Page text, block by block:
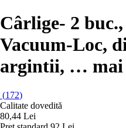
Cârlige- 2
Vacuum-Loc,
argintii, …
(172)
Calitate dovedită
80,44 Lei